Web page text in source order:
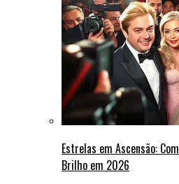
Estrelas em Ascensão:
Brilho em 2026